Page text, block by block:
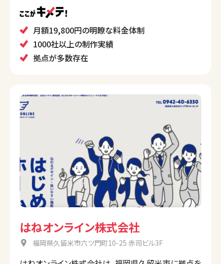
ページを洗練させていき、1,000件以上の実績を誇り
ます。月額19,800円の明瞭な料金体制
1000社以上の制作実績
拠点が多数存在
はねオンライン株式会社
福岡県久留米市六ツ門町10-25 赤司ビル3F